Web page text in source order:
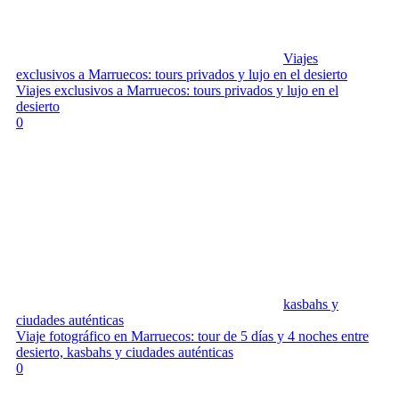
Viajes
exclusivos a Marruecos: tours privados y lujo en el desierto
Viajes exclusivos a Marruecos: tours privados y lujo en el
desierto
0
kasbahs y
ciudades auténticas
Viaje fotográfico en Marruecos: tour de 5 días y 4 noches entre
desierto, kasbahs y ciudades auténticas
0